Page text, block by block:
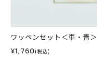
ワッペンセット＜車・青＞
¥1,760 (税込)